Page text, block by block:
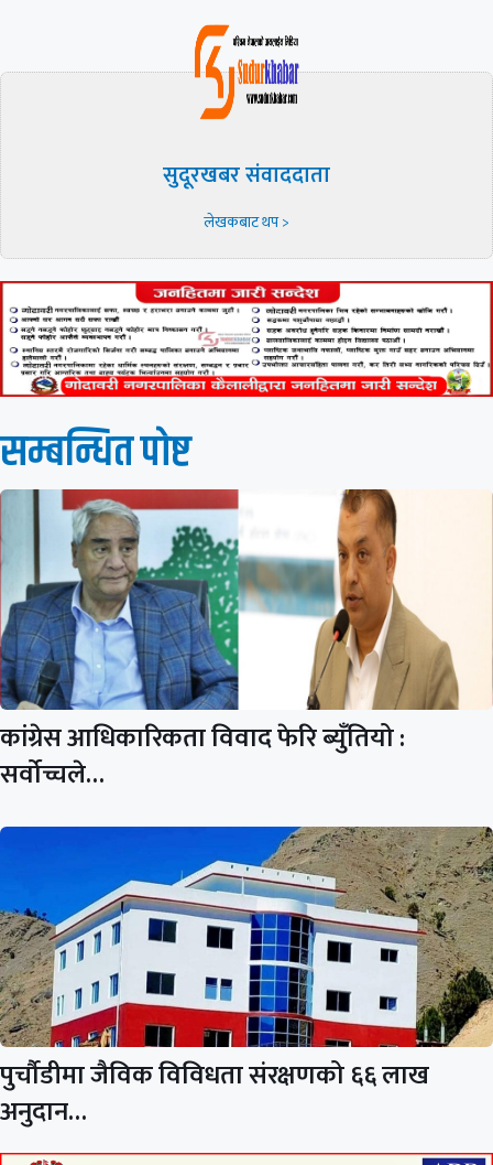
सुदूरखबर संवाददाता
लेखकबाट थप >
सम्बन्धित पाेष्ट
कांग्रेस आधिकारिकता विवाद फेरि ब्युँतियो :
सर्वोच्चले…
पुर्चौडीमा जैविक विविधता संरक्षणको ६६ लाख
अनुदान…